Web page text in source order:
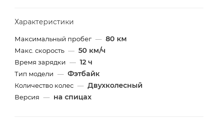
Характеристики
Максимальный пробег — 80 км
Макс. скорость — 50 км/ч
Время зарядки — 12 ч
Тип модели — Фэтбайк
Количество колес — Двухколесный
Версия — на спицах